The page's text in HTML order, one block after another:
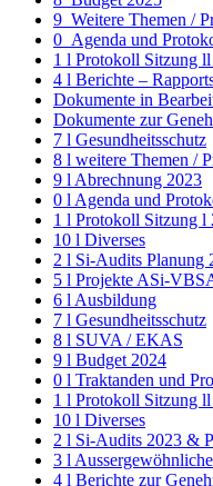
9_Weitere Themen /
0_Agenda und
1 l Protokoll Sitzung
4 l Berichte –
Dokumente in
Dokumente zur
7 l Gesundheitsschutz
8 l weitere Themen /
9 l Abrechnung 2023
0 l Agenda und
1 l Protokoll Sitzung l
10 l Diverses
2 l Si-Audits Planung
5 l Projekte ASi-
6 l Ausbildung
7 l Gesundheitsschutz
8 l SUVA / EKAS
9 l Budget 2024
0 l Traktanden und
1 l Protokoll Sitzung ll
10 l Diverses
2 l Si-Audits 2023 &
3 l
4 l Berichte zur